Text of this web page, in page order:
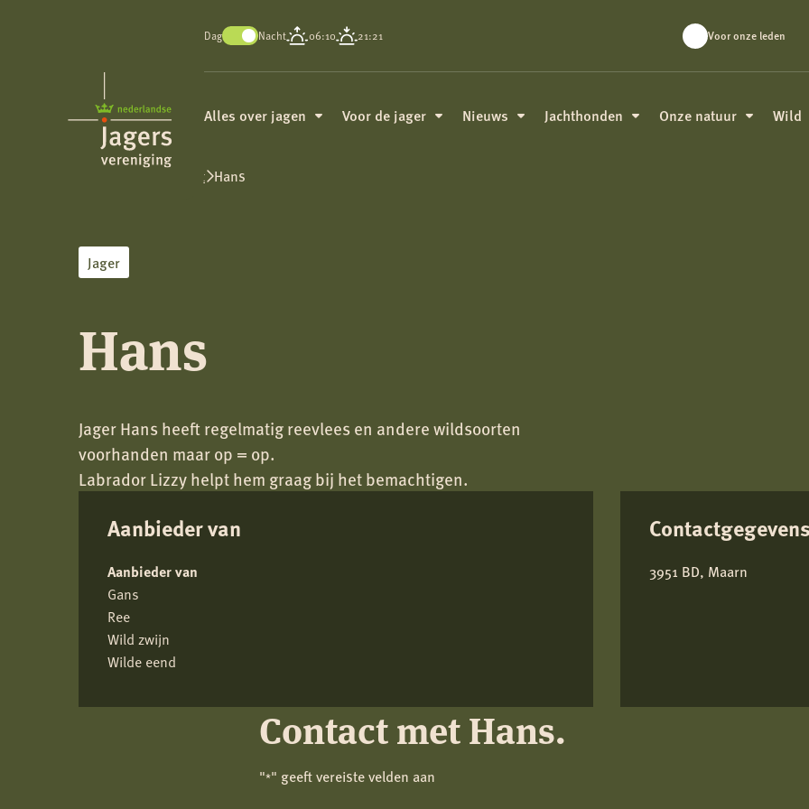
Nederlandse
Jagersvereniging
Dag Nacht 06:10 21:21 Voor onze leden
Alles over jagen Voor de jager Nieuws Jachthonden Onze natuur Wild
Wild op de kaart Hans
Jager
Hans
Jager Hans heeft regelmatig reevlees en andere wildsoorten
voorhanden maar op = op.
Labrador Lizzy helpt hem graag bij het bemachtigen.
Aanbieder van
Aanbieder van
Gans
Ree
Wild zwijn
Wilde eend
3951 BD, Maarn
Contact met Hans.
"*" geeft vereiste velden aan